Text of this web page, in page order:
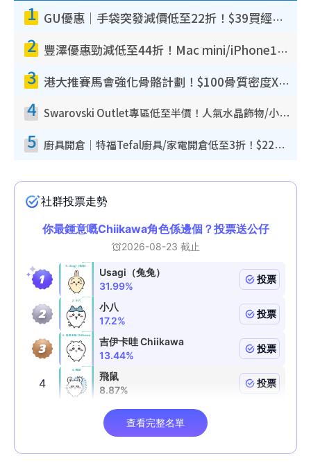
1 GU優惠｜手袋突發減價低至22折！$39買經典波士頓包/餃子袋！飾物同步減價$29起！
2 豐澤優惠勁減低至44折！Mac mini/iPhone17Pro大減價！廚房家電$220起
3 港大推賽馬會強化骨骼計劃！$100骨質密度X光檢查 完成免費運動訓練送超市禮券！附參加資格
4 Swarovski Outlet專區低至半價！人氣水晶飾物/小擺設$138起！迪士尼款/水晶高跟鞋都有平
5 廚具開倉｜特福Tefal廚具/家電開倉低至3折！$220起買平底鍋/炒鑊/湯煲！電飯煲/吸塵機/燙斗$418起